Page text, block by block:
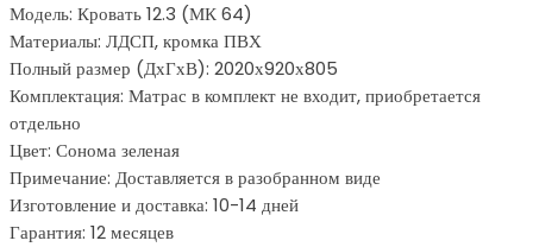
Модель: Кровать 12.3 (МК 64)
Материалы: ЛДСП, кромка ПВХ
Полный размер (ДхГхВ): 2020х920х805
Комплектация: Матрас в комплект не входит, приобретается
отдельно
Цвет: Сонома зеленая
Примечание: Доставляется в разобранном виде
Изготовление и доставка: 10-14 дней
Гарантия: 12 месяцев